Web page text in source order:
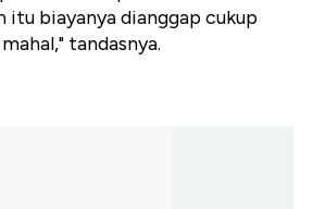
itu biayanya dianggap cukup
tandasnya.